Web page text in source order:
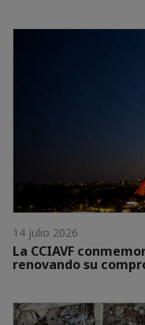
14 julio 2026
La CCIAVF
renovando su